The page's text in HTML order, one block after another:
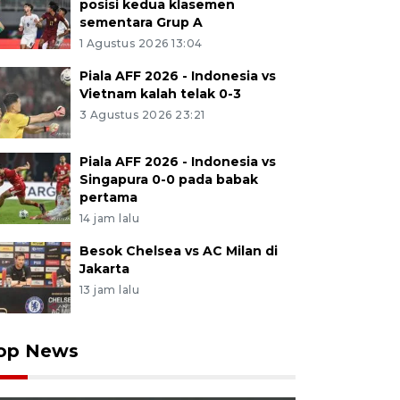
posisi kedua klasemen
sementara Grup A
1 Agustus 2026 13:04
Piala AFF 2026 - Indonesia vs
Vietnam kalah telak 0-3
3 Agustus 2026 23:21
Piala AFF 2026 - Indonesia vs
Singapura 0-0 pada babak
pertama
14 jam lalu
Besok Chelsea vs AC Milan di
Jakarta
13 jam lalu
News